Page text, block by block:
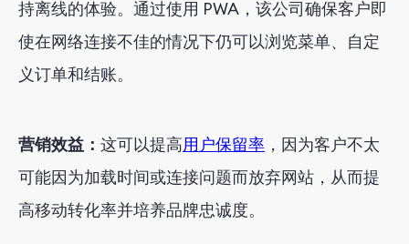
持离线的体验。通过使用 PWA，该公司确保客户即
使在网络连接不佳的情况下仍可以浏览菜单、自定
义订单和结账。
营销效益： 这可以提高用户保留率 ，因为客户不太
可能因为加载时间或连接问题而放弃网站，从而提
高移动转化率并培养品牌忠诚度。